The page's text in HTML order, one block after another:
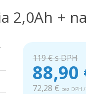
2,0Ah +
119 €s DPH
88,90
72,28 € bez DPH